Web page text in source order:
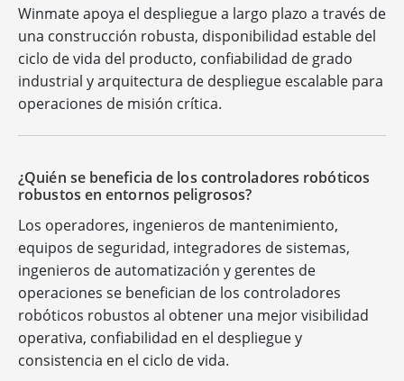
Winmate apoya el despliegue a largo plazo a través de
una construcción robusta, disponibilidad estable del
ciclo de vida del producto, confiabilidad de grado
industrial y arquitectura de despliegue escalable para
operaciones de misión crítica.
¿Quién se beneficia de los controladores robóticos
robustos en entornos peligrosos?
Los operadores, ingenieros de mantenimiento,
equipos de seguridad, integradores de sistemas,
ingenieros de automatización y gerentes de
operaciones se benefician de los controladores
robóticos robustos al obtener una mejor visibilidad
operativa, confiabilidad en el despliegue y
consistencia en el ciclo de vida.